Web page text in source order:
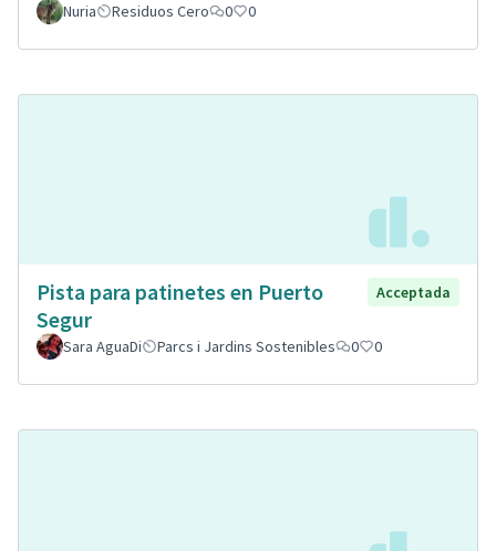
Nuria Residuos Cero 0 0
Pista para patinetes en Puerto
Segur
Acceptada
Sara AguaDi Parcs i Jardins Sostenibles 0 0